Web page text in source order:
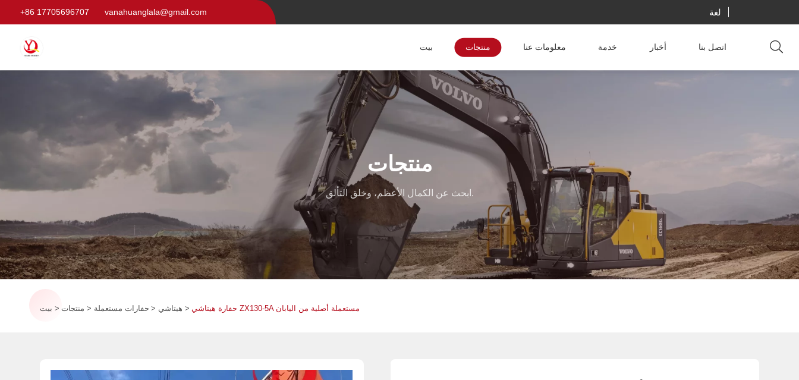
+86 17705696707 vanahuanglala@gmail.com لغة
بيت منتجات معلومات عنا خدمة أخبار اتصل بنا
منتجات
ابحث عن الكمال الأعظم، وخلق التألق.
بيت منتجات حفارات مستعملة هيتاشي حفارة هيتاشي ZX130-5A مستعملة أصلية من اليابان